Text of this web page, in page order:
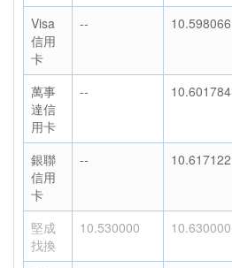
Visa
信用
卡
-- 10.598066
萬事
達信
用卡
-- 10.601784
銀聯
信用
卡
-- 10.617122
堅成
找換
10.530000 10.630000